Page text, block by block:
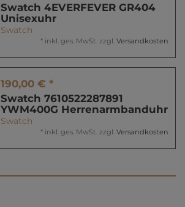
Swatch 4EVERFEVER GR404
Unisexuhr
Swatch
* inkl. ges. MwSt. zzgl. Versandkosten
190,00 € *
Swatch 7610522287891
YWM400G Herrenarmbanduhr
Swatch
* inkl. ges. MwSt. zzgl. Versandkosten